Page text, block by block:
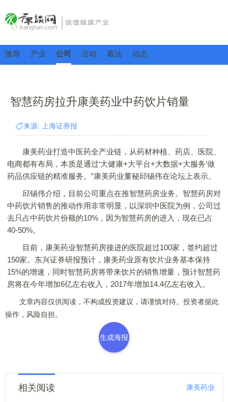
推荐 产业 公司 活动 看法 动态
智慧药房拉升康美药业中药饮片销量
来源: 上海证券报
康美药业打造中医药全产业链，从药材种植、药店、医院、
电商都有布局，本质是通过‘大健康+大平台+大数据+大服务’做
药品供应链的精准服务。”康美药业董秘邱锡伟在论坛上表示。
邱锡伟介绍，目前公司重点在推智慧药房业务。智慧药房对
中药饮片销售的推动作用非常明显，以深圳中医院为例，公司过
去只占中药饮片份额的10%，因为智慧药房的进入，现在已占
40-50%。
目前，康美药业智慧药房接进的医院超过100家，签约超过
150家。东兴证券研报预计，康美药业原有饮片业务基本保持
15%的增速，同时智慧药房将带来饮片的销售增量，预计智慧药
房将在今年增加6亿左右收入，2017年增加14.4亿左右收入。
文章内容仅供阅读，不构成投资建议，请谨慎对待。投资者据此
操作，风险自担。
生成海报
相关阅读 康美药业